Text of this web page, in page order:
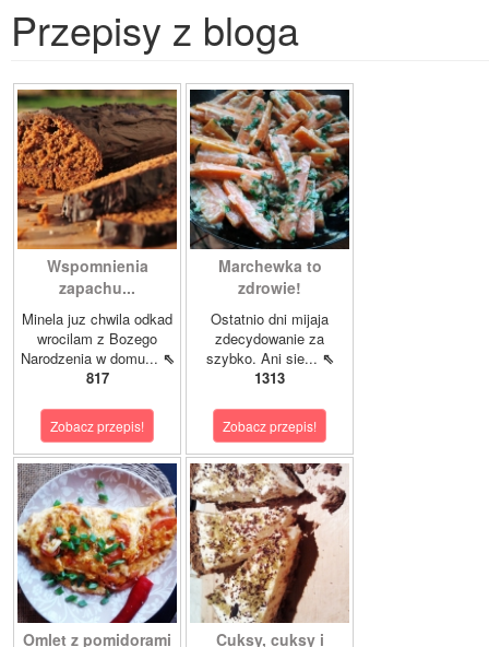
Przepisy z bloga
Wspomnienia
zapachu...
Minela juz chwila odkad
wrocilam z Bozego
Narodzenia w domu... ⇖
817
Zobacz przepis!
Marchewka to
zdrowie!
Ostatnio dni mijaja
zdecydowanie za
szybko. Ani sie... ⇖
1313
Zobacz przepis!
Omlet z pomidorami
Cuksy, cuksy i